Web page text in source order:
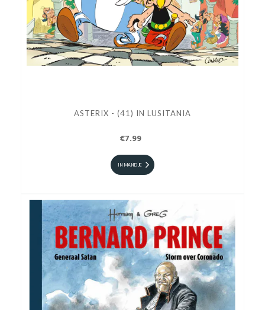
ASTERIX - (41) IN LUSITANIA
€7.99
IN MANDJE